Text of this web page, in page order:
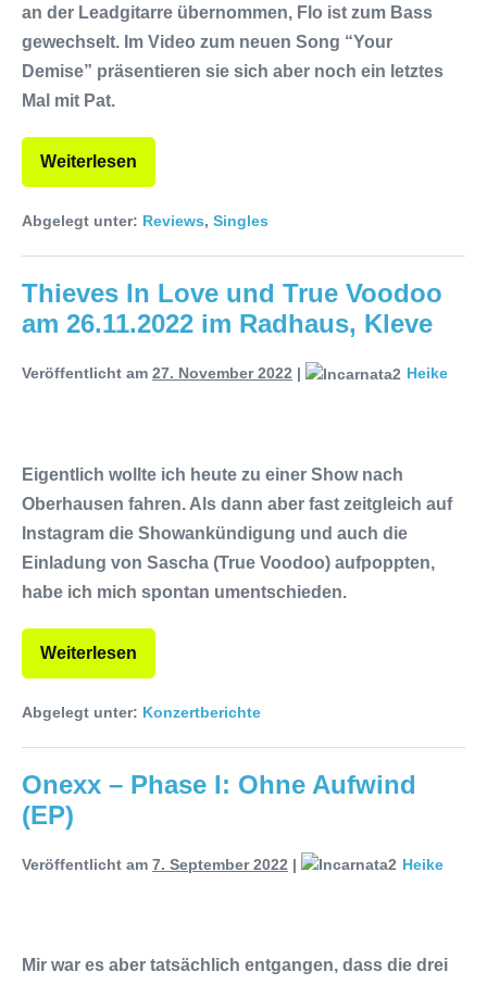
an der Leadgitarre übernommen, Flo ist zum Bass
gewechselt. Im Video zum neuen Song “Your
Demise” präsentieren sie sich aber noch ein letztes
Mal mit Pat.
Weiterlesen
Abgelegt unter: Reviews, Singles
Thieves In Love und True Voodoo
am 26.11.2022 im Radhaus, Kleve
Veröffentlicht am 27. November 2022 | Heike
Eigentlich wollte ich heute zu einer Show nach
Oberhausen fahren. Als dann aber fast zeitgleich auf
Instagram die Showankündigung und auch die
Einladung von Sascha (True Voodoo) aufpoppten,
habe ich mich spontan umentschieden.
Weiterlesen
Abgelegt unter: Konzertberichte
Onexx – Phase I: Ohne Aufwind
(EP)
Veröffentlicht am 7. September 2022 | Heike
Mir war es aber tatsächlich entgangen, dass die drei